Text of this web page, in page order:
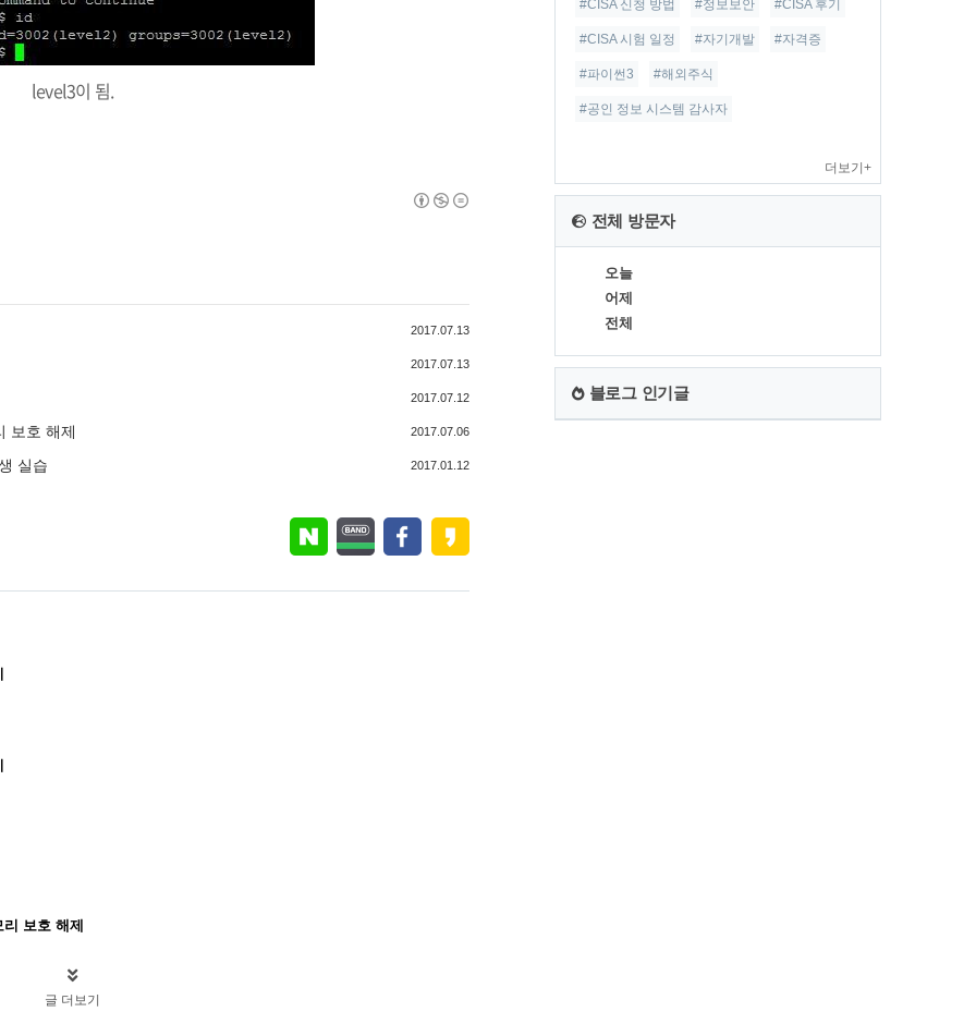
level3이 됨.
2017.07.13
2017.07.13
2017.07.12
보호 해제 2017.07.06
실습 2017.01.12
보호 해제
글 더보기
#CISA 신청 방법 #정보보안 #CISA 후기
#CISA 시험 일정 #자기개발 #자격증
#파이썬3 #해외주식
#공인 정보 시스템 감사자
더보기+
전체 방문자
오늘
어제
전체
블로그 인기글